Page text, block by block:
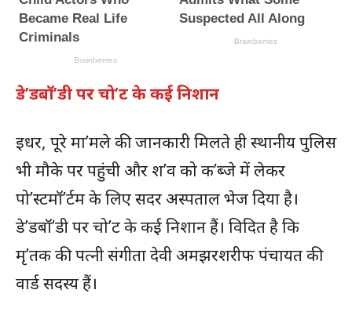
डे’डबॉ’डी पर चो’ट के कई निशान
इधर, पूरे मा’मले की जानकारी मिलते ही स्थानीय पुलिस
भी मौके पर पहुंची और श’व को क’ब्जे में लेकर
पो’स्टमॉ’र्टम के लिए सदर अस्पताल भेज दिया है।
डे’डबॉ’डी पर चो’ट के कई निशान हैं। विदित है कि
मृ’तक की पत्नी संगीता देवी अमझरशरीफ पंचायत की
वार्ड सदस्य हैं।